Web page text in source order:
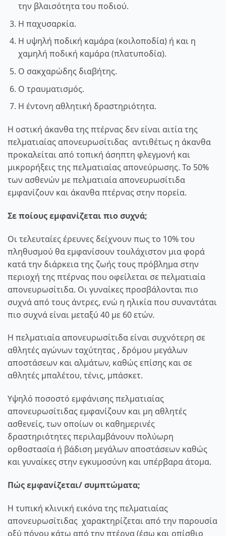
την βλαισότητα του ποδιού.
Η παχυσαρκία.
Η υψηλή ποδική καμάρα (κοιλοποδία) ή και η
χαμηλή ποδική καμάρα (πλατυποδία).
Ο σακχαρώδης διαβήτης.
Ο τραυματισμός.
Η έντονη αθλητική δραστηριότητα.
Η οστική άκανθα της πτέρνας δεν είναι αιτία της
πελματιαίας απονευρωσίτιδας αντιθέτως η άκανθα
προκαλείται από τοπική άσηπτη φλεγμονή και
μικρορήξεις της πελματιαίας απονεύρωσης. Το 50%
των ασθενών με πελματιαία απονευρωσίτιδα
εμφανίζουν και άκανθα πτέρνας στην πορεία.
Σε ποίους εμφανίζεται πιο συχνά;
Οι τελευταίες έρευνες δείχνουν πως το 10% του
πληθυσμού θα εμφανίσουν τουλάχιστον μια φορά
κατά την διάρκεια της ζωής τους πρόβλημα στην
περιοχή της πτέρνας που οφείλεται σε πελματιαία
απονευρωσίτιδα. Οι γυναίκες προσβάλονται πιο
συχνά από τους άντρες, ενώ η ηλικία που συναντάται
πιο συχνά είναι μεταξύ 40 με 60 ετών.
Η πελματιαία απονευρωσίτιδα είναι συχνότερη σε
αθλητές αγώνων ταχύτητας , δρόμου μεγάλων
αποστάσεων και αλμάτων, καθώς επίσης και σε
αθλητές μπαλέτου, τένις, μπάσκετ.
Υψηλό ποσοστό εμφάνισης πελματιαίας
απονευρωσίτιδας εμφανίζουν και μη αθλητές
ασθενείς, των οποίων οι καθημερινές
δραστηριότητες περιλαμβάνουν πολύωρη
ορθοστασία ή βάδιση μεγάλων αποστάσεων καθώς
και γυναίκες στην εγκυμοσύνη και υπέρβαρα άτομα.
Πώς εμφανίζεται/ συμπτώματα;
Η τυπική κλινική εικόνα της πελματιαίας
απονευρωσίτιδας χαρακτηρίζεται από την παρουσία
οξύ πόνου κάτω από την πτέρνα (έσω και οπίσθιο